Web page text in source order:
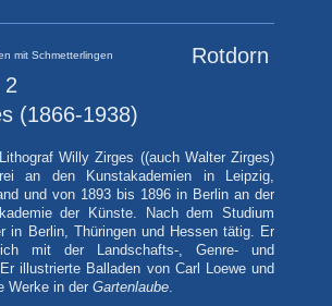
mit Schmetterlingen
Rotdorn
2
(1866-1938)
Willy Zirges ((auch Walter Zirges)
an den Kunstakademien in Leipzig,
und von 1893 bis 1896 in Berlin an der
der Künste. Nach dem Studium
in Berlin, Thüringen und Hessen tätig. Er
mit der Landschafts-, Genre- und
illustrierte Balladen von Carl Loewe und
Werke in der Gartenlaube.